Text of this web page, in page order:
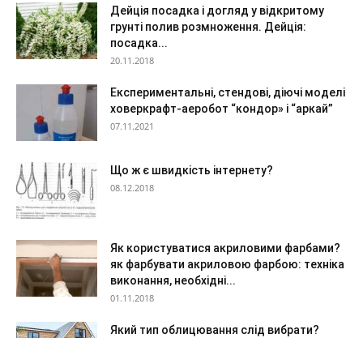
Дейція посадка і догляд у відкритому
грунті полив розмноження. Дейція:
посадка...
20.11.2018
Експериментальні, стендові, діючі моделі
ховеркрафт-аеробот “кондор» і “аркай”
07.11.2021
Що ж є швидкість інтернету?
08.12.2018
Як користуватися акриловими фарбами?
як фарбувати акриловою фарбою: техніка
виконання, необхідні...
01.11.2018
Який тип облицювання слід вибрати?